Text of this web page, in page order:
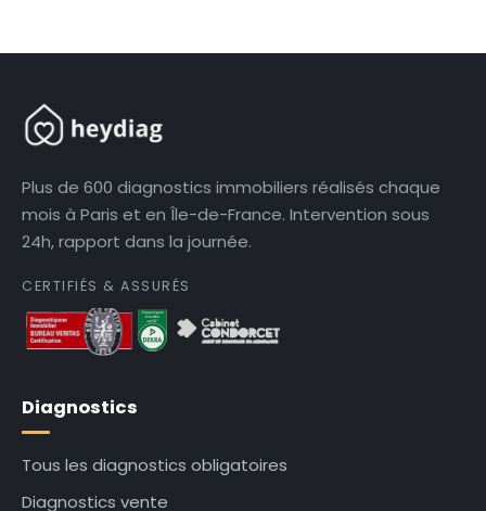
Plus de 600 diagnostics immobiliers réalisés chaque
mois à Paris et en Île-de-France. Intervention sous
24h, rapport dans la journée.
CERTIFIÉS & ASSURÉS
Diagnostics
Tous les diagnostics obligatoires
Diagnostics vente